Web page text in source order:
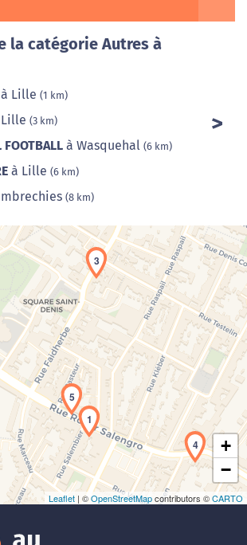
la catégorie Autres à
à Lille (1 km)
(3 km)
FOOTBALL à Wasquehal (6 km)
à Lille (6 km)
(8 km)
Chargement de la carte en cours...
1
3
4
5
+
−
Leaflet | ©OpenStreetMapcontributors ©CARTO